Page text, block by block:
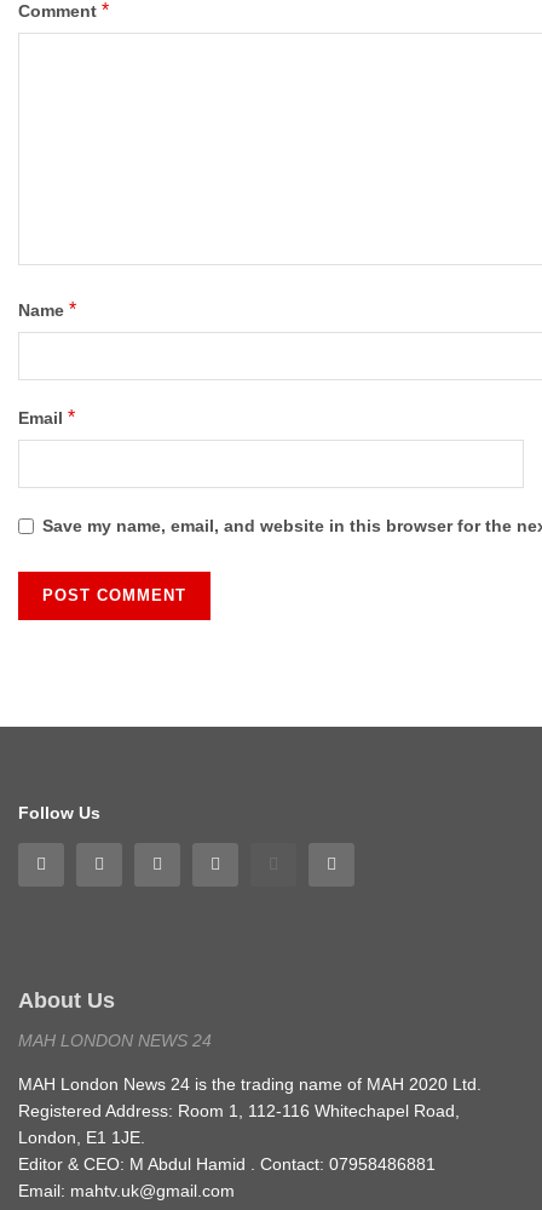
Comment *
Name *
Email *
Save my name, email, and website in this browser for the
Follow Us
About Us
MAH LONDON NEWS 24
MAH London News 24 is the trading name of MAH 2020 Ltd.
Registered Address: Room 1, 112-116 Whitechapel Road,
London, E1 1JE.
Editor & CEO: M Abdul Hamid . Contact: 07958486881
Email: mahtv.uk@gmail.com